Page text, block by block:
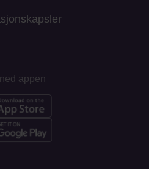
ned appen